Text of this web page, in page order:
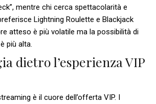
mentre chi cerca spettacolarità e
Lightning Roulette e Blackjack
atteso è più volatile ma la possibilità di
più alta.
dietro l’esperienza VIP
è il cuore dell’offerta VIP. I